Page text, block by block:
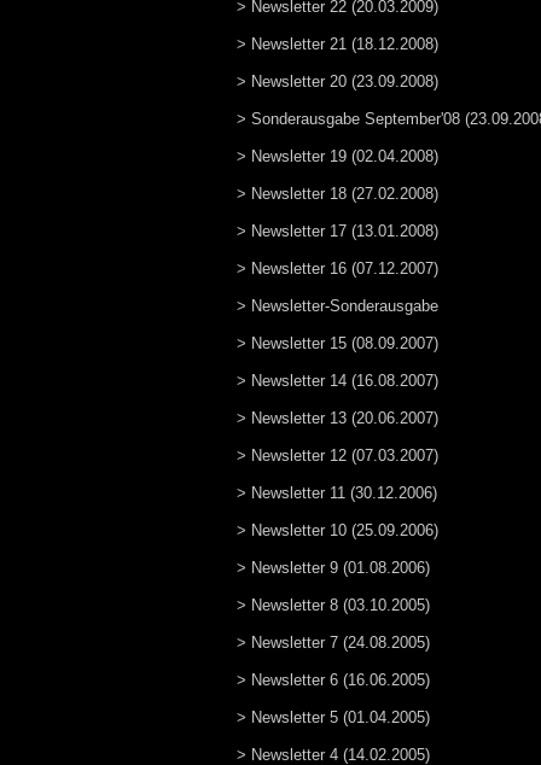
> Newsletter 22 (20.03.2009)
> Newsletter 21 (18.12.2008)
> Newsletter 20 (23.09.2008)
> Sonderausgabe September'08
> Newsletter 19 (02.04.2008)
> Newsletter 18 (27.02.2008)
> Newsletter 17 (13.01.2008)
> Newsletter 16 (07.12.2007)
> Newsletter-Sonderausgabe
> Newsletter 15 (08.09.2007)
> Newsletter 14 (16.08.2007)
> Newsletter 13 (20.06.2007)
> Newsletter 12 (07.03.2007)
> Newsletter 11 (30.12.2006)
> Newsletter 10 (25.09.2006)
> Newsletter 9 (01.08.2006)
> Newsletter 8 (03.10.2005)
> Newsletter 7 (24.08.2005)
> Newsletter 6 (16.06.2005)
> Newsletter 5 (01.04.2005)
> Newsletter 4 (14.02.2005)